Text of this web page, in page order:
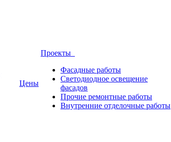
Цены
Проекты
Фасадные работы
Светодиодное освещение
фасадов
Прочие ремонтные работы
Внутренние отделочные работы